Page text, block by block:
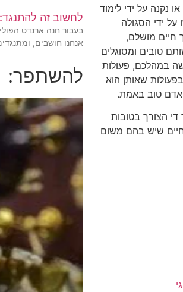
נקנה על ידי לימוד
על ידי הסגולה
חיים מושלם,
טובים ומסוגלים
במהלכם, פעולות
שאותן הוא
אדם טוב באמת.
הצורך בטובות
חיים שיש בהם משום
לחשוב זה
בעבור חנה ארנדט
אנחנו חושבים,
להשתפר: